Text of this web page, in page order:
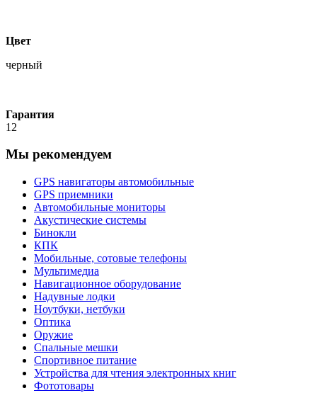
Цвет
черный
Гарантия
12
Мы рекомендуем
GPS навигаторы автомобильные
GPS приемники
Автомобильные мониторы
Акустические системы
Бинокли
КПК
Мобильные, сотовые телефоны
Мультимедиа
Навигационное оборудование
Надувные лодки
Ноутбуки, нетбуки
Оптика
Оружие
Спальные мешки
Спортивное питание
Устройства для чтения электронных книг
Фототовары